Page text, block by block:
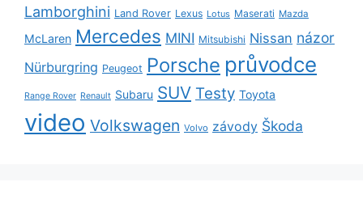
Lamborghini Land Rover Lexus Lotus Maserati Mazda
McLaren Mercedes MINI Mitsubishi Nissan názor
Nürburgring Peugeot Porsche průvodce
Range Rover Renault Subaru SUV Testy Toyota
video Volkswagen Volvo závody Škoda